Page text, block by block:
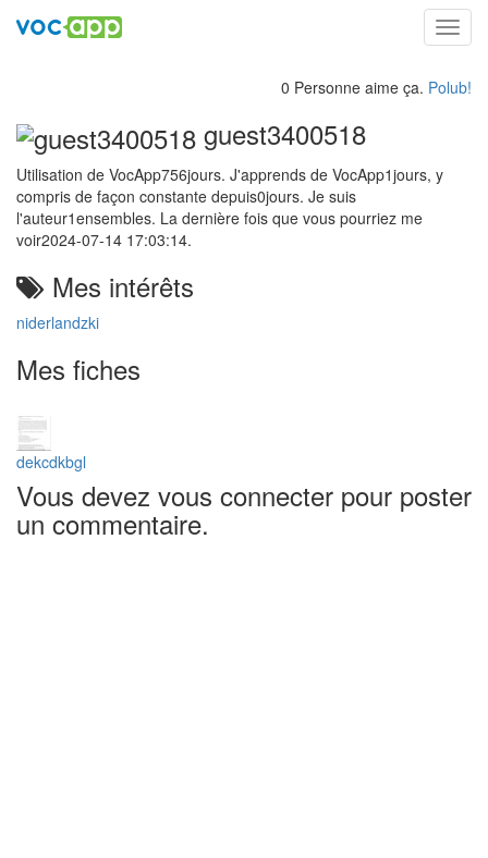
0 Personne aime ça. Polub!
guest3400518
Utilisation de VocApp756jours. J'apprends de VocApp1jours, y
compris de façon constante depuis0jours. Je suis
l'auteur1ensembles. La dernière fois que vous pourriez me
voir2024-07-14 17:03:14.
Mes intérêts
niderlandzki
Mes fiches
dekcdkbgl
Vous devez vous connecter pour poster
un commentaire.